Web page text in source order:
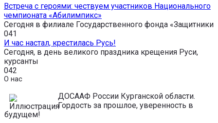
Встреча с героями: чествуем участников Национального
чемпионата «Абилимпикс»
Сегодня в филиале Государственного фонда «Защитники
041
И час настал, крестилась Русь!
Сегодня, в день великого праздника крещения Руси,
курсанты
042
О нас
ДОСААФ России Курганской области.
Гордость за прошлое, уверенность в
будущем!